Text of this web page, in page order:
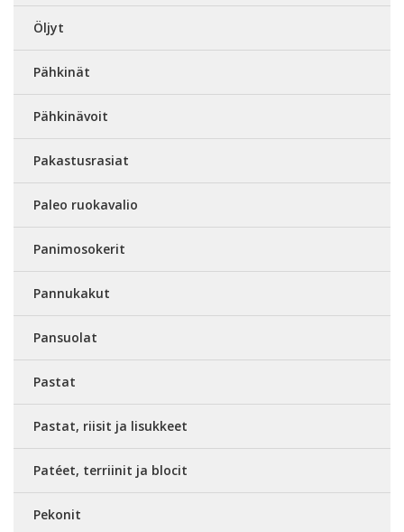
Öljyt
Pähkinät
Pähkinävoit
Pakastusrasiat
Paleo ruokavalio
Panimosokerit
Pannukakut
Pansuolat
Pastat
Pastat, riisit ja lisukkeet
Patéet, terriinit ja blocit
Pekonit